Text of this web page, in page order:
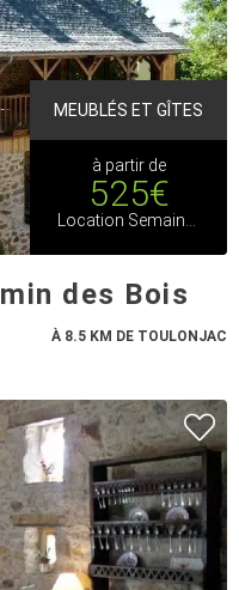
MEUBLÉS ET GÎTES
à partir de
525€
des Bois
À 8.5 KM DE TOULONJAC